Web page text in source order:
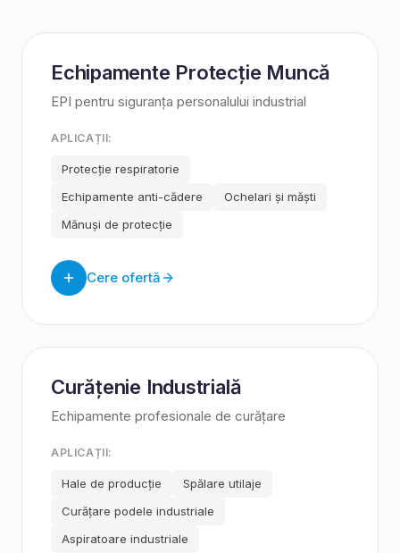
Echipamente Protecție Muncă
EPI pentru siguranța personalului industrial
APLICAȚII:
Protecție respiratorie
Echipamente anti-cădere
Ochelari și măști
Mănuși de protecție
Cere ofertă
Curățenie Industrială
Echipamente profesionale de curățare
APLICAȚII:
Hale de producție
Spălare utilaje
Curățare podele industriale
Aspiratoare industriale